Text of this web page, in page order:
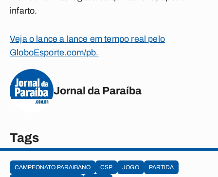
infarto.
Veja o lance a lance em tempo real pelo
GloboEsporte.com/pb.
Jornal da Paraíba
Tags
CAMPEONATO PARAIBANO CSP JOGO
PARTIDA